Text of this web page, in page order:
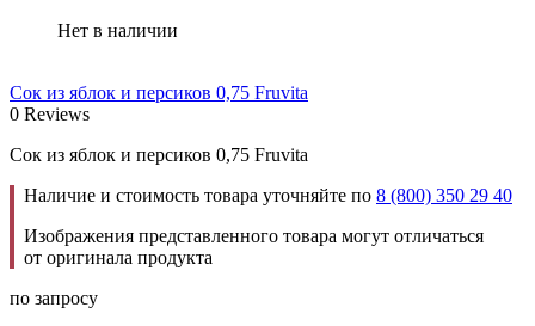
Нет в наличии
Сок из яблок и персиков 0,75 Fruvita
0 Reviews
Сок из яблок и персиков 0,75 Fruvita
Наличие и стоимость товара уточняйте по 8 (800) 350 29 40
Изображения представленного товара могут отличаться
от оригинала продукта
по запросу